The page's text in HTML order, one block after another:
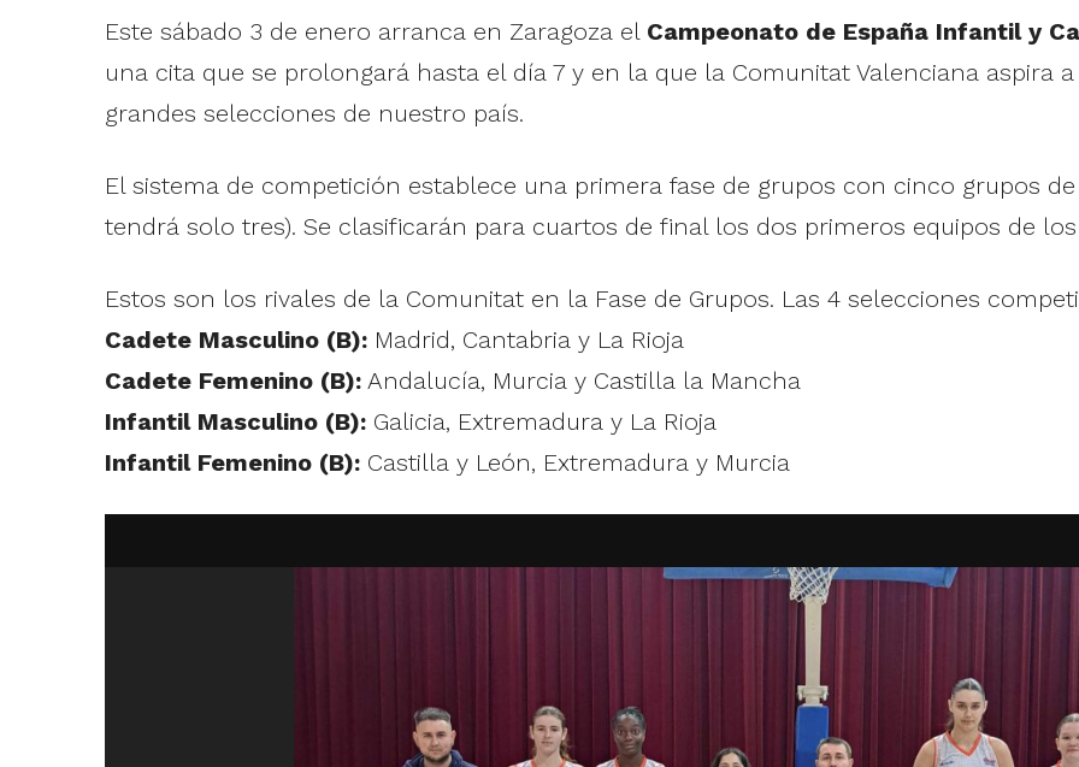
Este sábado 3 de enero arranca en Zaragoza el Campeonato de España Infantil y
una cita que se prolongará hasta el día 7 y en la que la Comunitat Valenciana aspira
grandes selecciones de nuestro país.
El sistema de competición establece una primera fase de grupos con cinco grupos
tendrá solo tres). Se clasificarán para cuartos de final los dos primeros equipos de los
Estos son los rivales de la Comunitat en la Fase de Grupos. Las 4 selecciones
Cadete Masculino (B):Madrid, Cantabria y La Rioja
Cadete Femenino (B):Andalucía, Murcia y Castilla la Mancha
Infantil Masculino (B):Galicia, Extremadura y La Rioja
Infantil Femenino (B):Castilla y León, Extremadura y Murcia